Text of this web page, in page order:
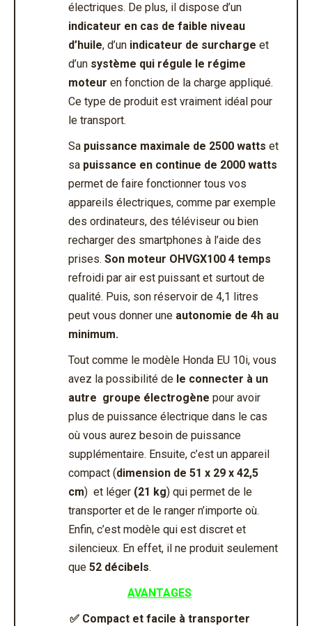
électriques. De plus, il dispose d’un
indicateur en cas de faible niveau
d’huile, d’un indicateur de surcharge et
d’un système qui régule le régime
moteur en fonction de la charge appliqué.
Ce type de produit est vraiment idéal pour
le transport.
Sa puissance maximale de 2500 watts et
sa puissance en continue de 2000 watts
permet de faire fonctionner tous vos
appareils électriques, comme par exemple
des ordinateurs, des téléviseur ou bien
recharger des smartphones à l’aide des
prises. Son moteur OHVGX100 4 temps
refroidi par air est puissant et surtout de
qualité. Puis, son réservoir de 4,1 litres
peut vous donner une autonomie de 4h au
minimum.
Tout comme le modèle Honda EU 10i, vous
avez la possibilité de le connecter à un
autre groupe électrogène pour avoir
plus de puissance électrique dans le cas
où vous aurez besoin de puissance
supplémentaire. Ensuite, c’est un appareil
compact (dimension de 51 x 29 x 42,5
cm) et léger (21 kg) qui permet de le
transporter et de le ranger n’importe où.
Enfin, c’est modèle qui est discret et
silencieux. En effet, il ne produit seulement
que 52 décibels.
AVANTAGES
✅ Compact et facile à transporter